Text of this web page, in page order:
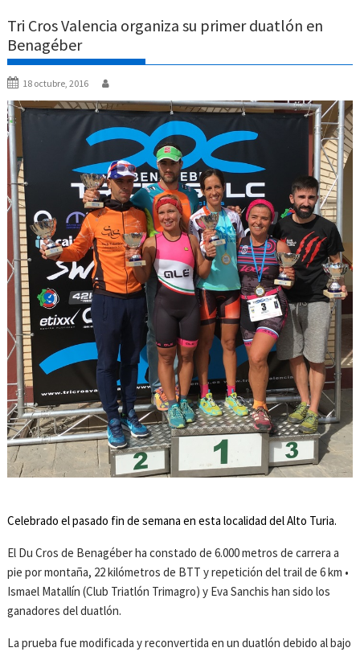
Tri Cros Valencia organiza su primer duatlón en
Benagéber
18 octubre, 2016
Celebrado el pasado fin de semana en esta localidad del Alto Turia.
El Du Cros de Benagéber ha constado de 6.000 metros de carrera a
pie por montaña, 22 kilómetros de BTT y repetición del trail de 6 km •
Ismael Matallín (Club Triatlón Trimagro) y Eva Sanchis han sido los
ganadores del duatlón.
La prueba fue modificada y reconvertida en un duatlón debido al bajo